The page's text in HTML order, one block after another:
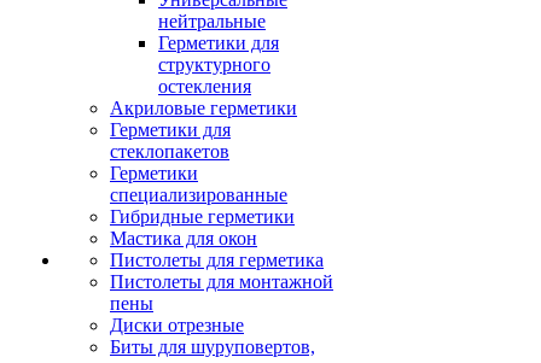
нейтральные
Герметики для
структурного
остекления
Акриловые герметики
Герметики для
стеклопакетов
Герметики
специализированные
Гибридные герметики
Мастика для окон
Пистолеты для герметика
Пистолеты для монтажной
пены
Диски отрезные
Биты для шуруповертов,